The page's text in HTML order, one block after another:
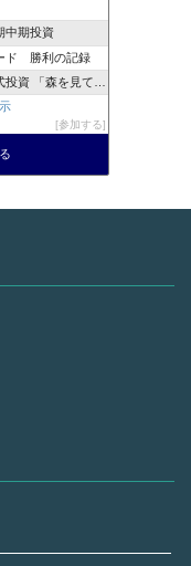
期投資
ド 勝利の記録
を見て、木を見る」
参加する